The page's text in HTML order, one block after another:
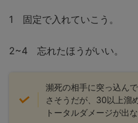
1 固定で入れていこう。
2~4 忘れたほうがいい。
瀕死の相手に突っ込ん
さそうだが、30以上溜
トータルダメージが出な